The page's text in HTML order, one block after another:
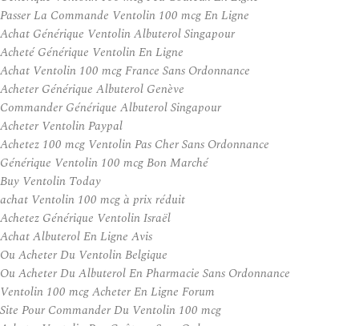
Passer La Commande Ventolin 100 mcg En Ligne
Achat Générique Ventolin Albuterol Singapour
Acheté Générique Ventolin En Ligne
Achat Ventolin 100 mcg France Sans Ordonnance
Acheter Générique Albuterol Genève
Commander Générique Albuterol Singapour
Acheter Ventolin Paypal
Achetez 100 mcg Ventolin Pas Cher Sans Ordonnance
Générique Ventolin 100 mcg Bon Marché
Buy Ventolin Today
achat Ventolin 100 mcg à prix réduit
Achetez Générique Ventolin Israël
Achat Albuterol En Ligne Avis
Ou Acheter Du Ventolin Belgique
Ou Acheter Du Albuterol En Pharmacie Sans Ordonnance
Ventolin 100 mcg Acheter En Ligne Forum
Site Pour Commander Du Ventolin 100 mcg